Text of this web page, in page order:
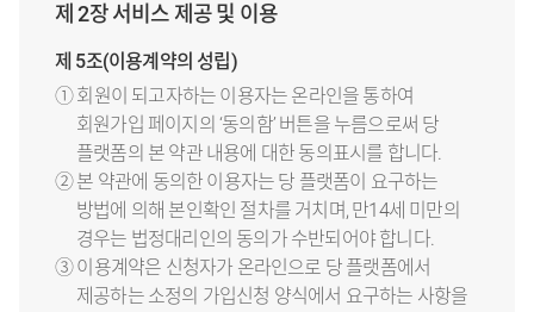
제 2장 서비스 제공 및 이용
제 5조(이용계약의 성립)
① 회원이 되고자하는 이용자는 온라인을 통하여
회원가입 페이지의 ‘동의함’ 버튼을 누름으로써 당
플랫폼의 본 약관 내용에 대한 동의표시를 합니다.
② 본 약관에 동의한 이용자는 당 플랫폼이 요구하는
방법에 의해 본인확인 절차를 거치며, 만14세 미만의
경우는 법정대리인의 동의가 수반되어야 합니다.
③ 이용계약은 신청자가 온라인으로 당 플랫폼에서
제공하는 소정의 가입신청 양식에서 요구하는 사항을